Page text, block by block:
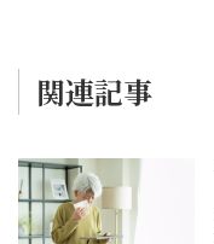
関連記事